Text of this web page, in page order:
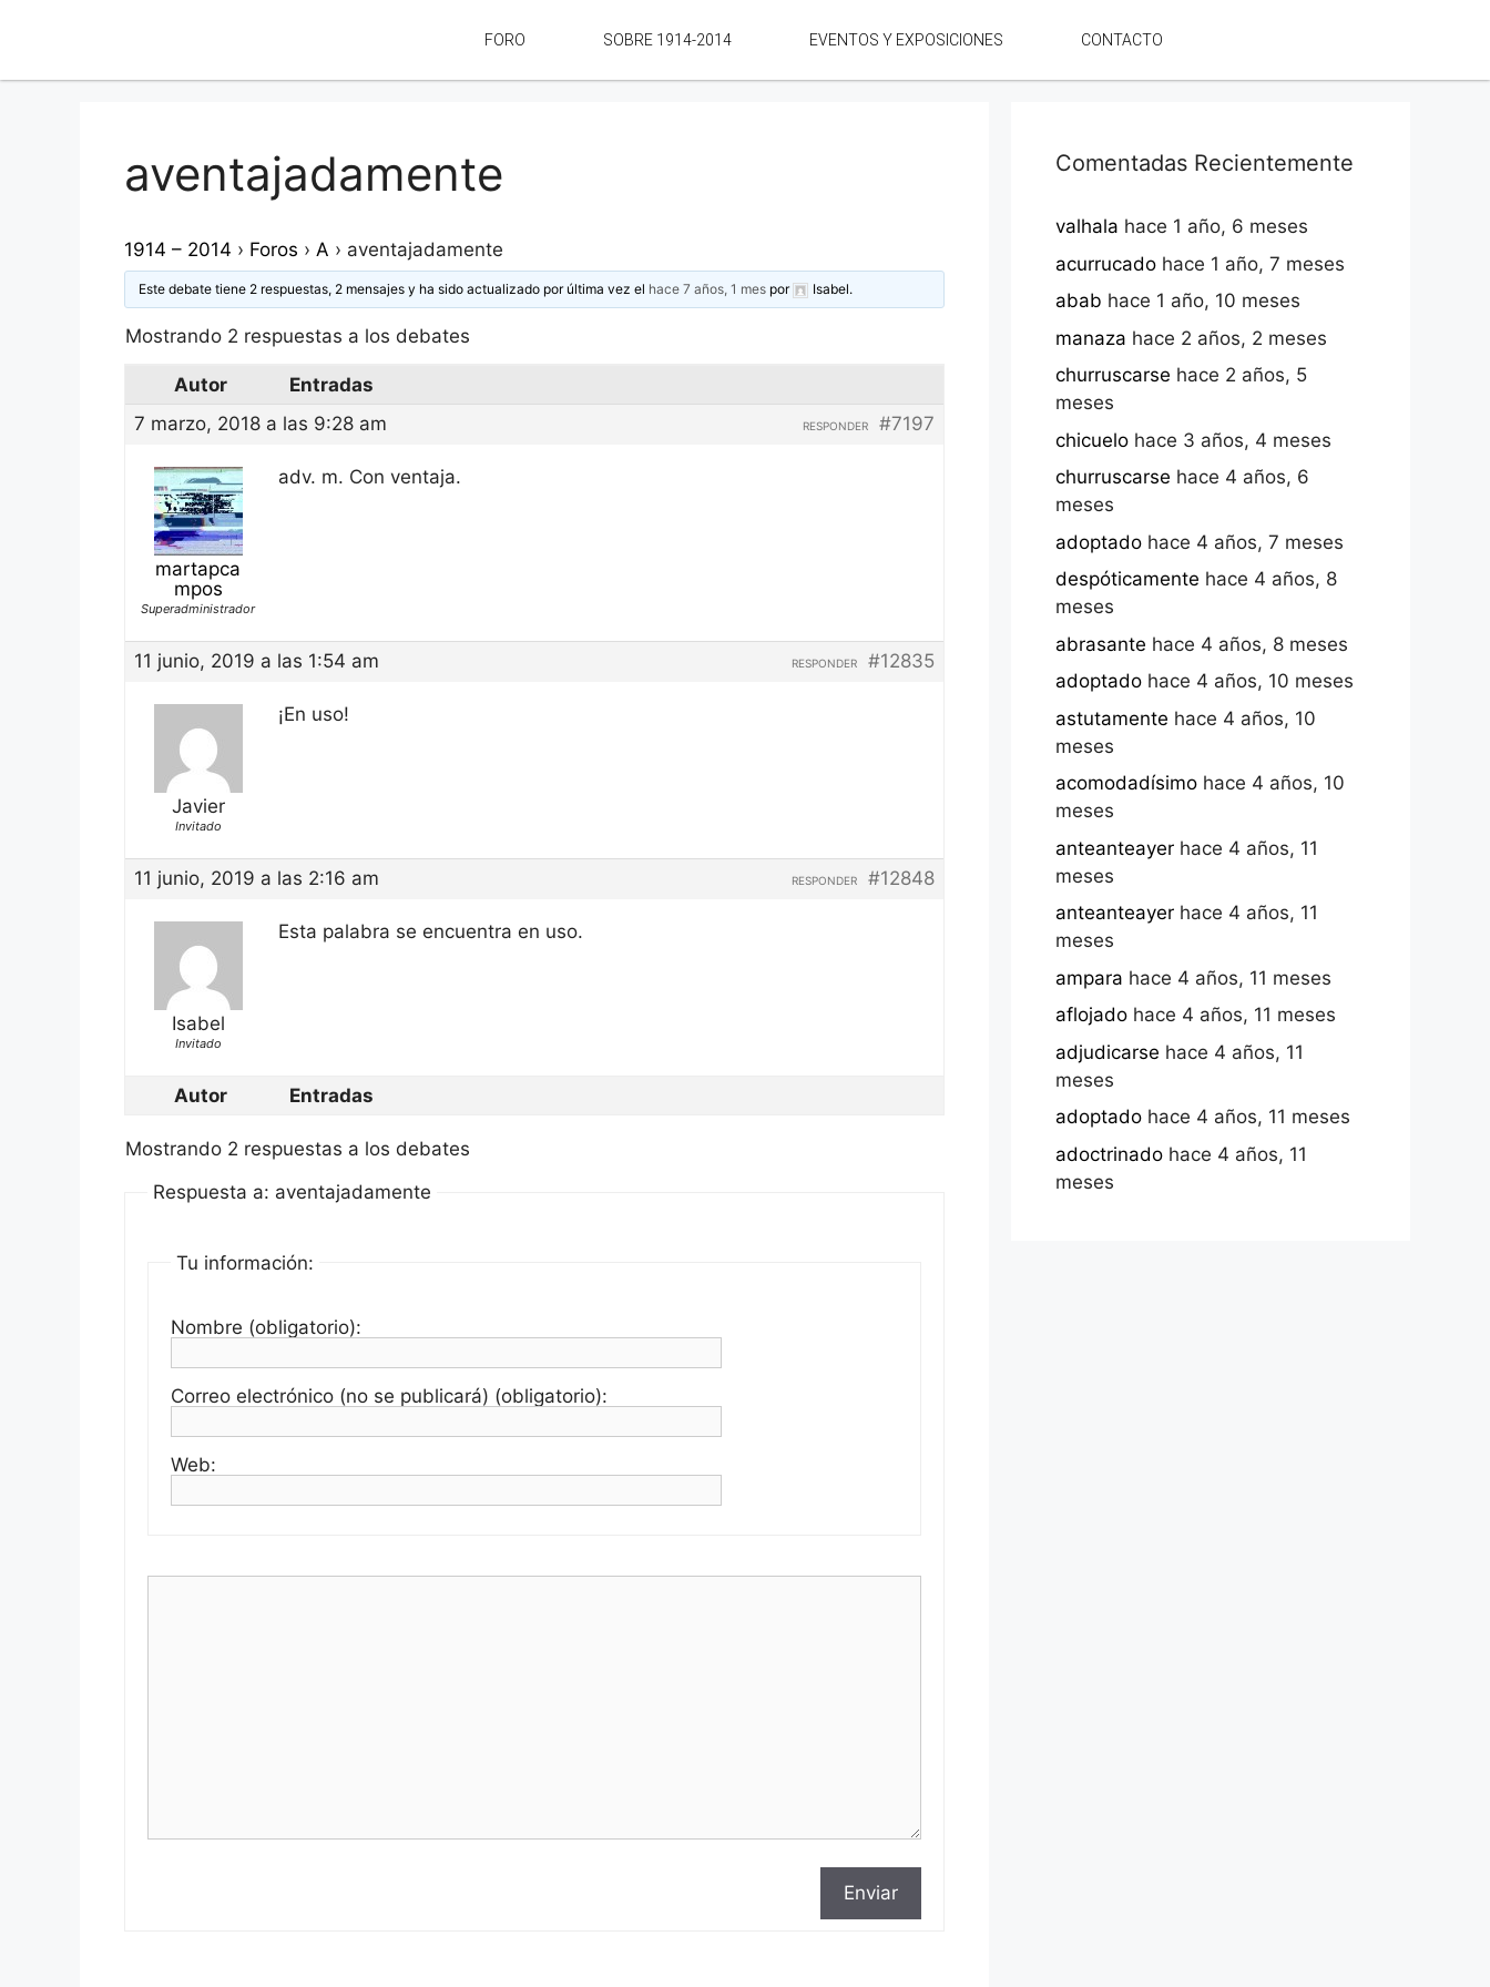
FORO SOBRE 1914-2014 EVENTOS Y EXPOSICIONES CONTACTO
aventajadamente
1914 – 2014 › Foros › A › aventajadamente
Este debate tiene 2 respuestas, 2 mensajes y ha sido actualizado por última vez el hace 7 años, 1 mes por Isabel.
Mostrando 2 respuestas a los debates
Autor
Entradas
7 marzo, 2018 a las 9:28 am
#7197
RESPONDER
martapca
mpos
Superadministrador
adv. m. Con ventaja.
11 junio, 2019 a las 1:54 am #12835
RESPONDER
Javier
Invitado
¡En uso!
11 junio, 2019 a las 2:16 am #12848
RESPONDER
Isabel
Invitado
Esta palabra se encuentra en uso.
Autor Entradas
Mostrando 2 respuestas a los debates
Respuesta a: aventajadamente
Tu información:
Nombre (obligatorio):
Correo electrónico (no se publicará) (obligatorio):
Web:
Enviar
Comentadas Recientemente
valhala hace 1 año, 6 meses
acurrucado hace 1 año, 7 meses
abab hace 1 año, 10 meses
manaza hace 2 años, 2 meses
churruscarse hace 2 años, 5
meses
chicuelo hace 3 años, 4 meses
churruscarse hace 4 años, 6
meses
adoptado hace 4 años, 7 meses
despóticamente hace 4 años, 8
meses
abrasante hace 4 años, 8 meses
adoptado hace 4 años, 10 meses
astutamente hace 4 años, 10
meses
acomodadísimo hace 4 años, 10
meses
anteanteayer hace 4 años, 11
meses
anteanteayer hace 4 años, 11
meses
ampara hace 4 años, 11 meses
aflojado hace 4 años, 11 meses
adjudicarse hace 4 años, 11
meses
adoptado hace 4 años, 11 meses
adoctrinado hace 4 años, 11
meses